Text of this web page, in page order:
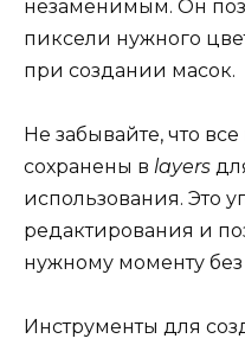
незаменимым. Он
пиксели нужного
при создании масок.
Не забывайте, что
сохранены в layers
использования. Это
редактирования и
нужному моменту
Инструменты для